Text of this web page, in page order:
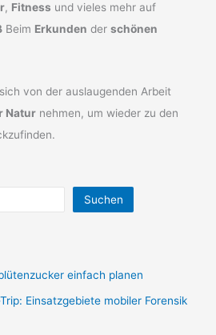
, Fitness und vieles mehr auf
Beim Erkunden derschönen
von der auslaugenden Arbeit
Natur nehmen, um wieder zu den
Suchen
einfach planen
Einsatzgebiete mobiler Forensik